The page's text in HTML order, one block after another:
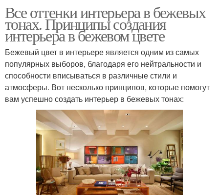
Все оттенки интерьера в бежевых
тонах. Принципы создания
интерьера в бежевом цвете
Бежевый цвет в интерьере является одним из самых
популярных выборов, благодаря его нейтральности и
способности вписываться в различные стили и
атмосферы. Вот несколько принципов, которые помогут
вам успешно создать интерьер в бежевых тонах: